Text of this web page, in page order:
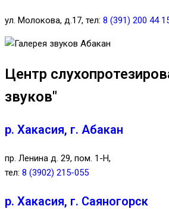
ул. Молокова, д.17, тел: 8 (391) 200 44
Центр
звуков"
р. Хакасия, г. Абакан
пр. Ленина д. 29, пом. 1-Н,
тел: 8 (3902) 215-055
р. Хакасия, г. Саяногорск